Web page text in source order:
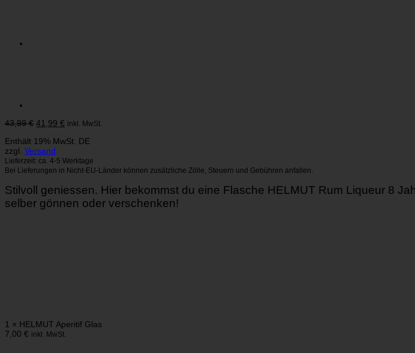
43,99€ Ursprünglicher
war:
43,99 €
41,99 € Aktueller
ist:
inkl. MwSt.
Enthält 19% MwSt. DE
zzgl. Versand
Lieferzeit: ca. 4-5 Werktage
Bei Lieferungen in Nicht-EU-Länder können zusätzliche Zölle, Steuern und Gebühren anfallen.
Stilvoll geniessen. Hier bekommst du eine Flasche HELMUT Rum Liqueur 8
selber gönnen oder verschenken!
1 × HELMUT Aperitif Glas
7,00 € inkl. MwSt.